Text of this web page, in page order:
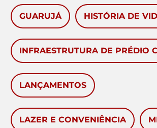
GUARUJÁ HISTÓRIA DE
INFRAESTRUTURA DE PRÉDIO
LANÇAMENTOS
LAZER E CONVENIÊNCIA